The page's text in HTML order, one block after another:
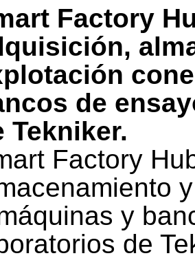
Factory
de
Tekniker.
Factory
y
de